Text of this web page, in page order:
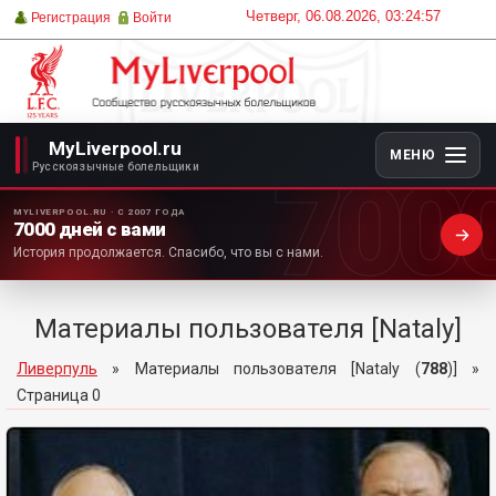
Четверг, 06.08.2026, 03:24:57
Регистрация Войти
MyLiverpool.ru
Русскоязычные болельщики
МЕНЮ
MYLIVERPOOL.RU · С 2007 ГОДА
7000 дней с вами
История продолжается. Спасибо, что вы с нами.
Материалы пользователя [Nataly]
Ливерпуль » Материалы пользователя [Nataly (788)]
»
Страница 0